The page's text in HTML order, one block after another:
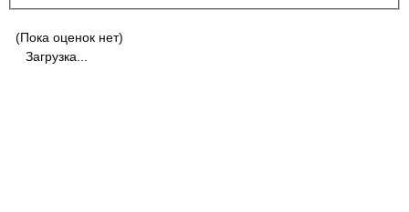
(Пока оценок нет)
Загрузка...